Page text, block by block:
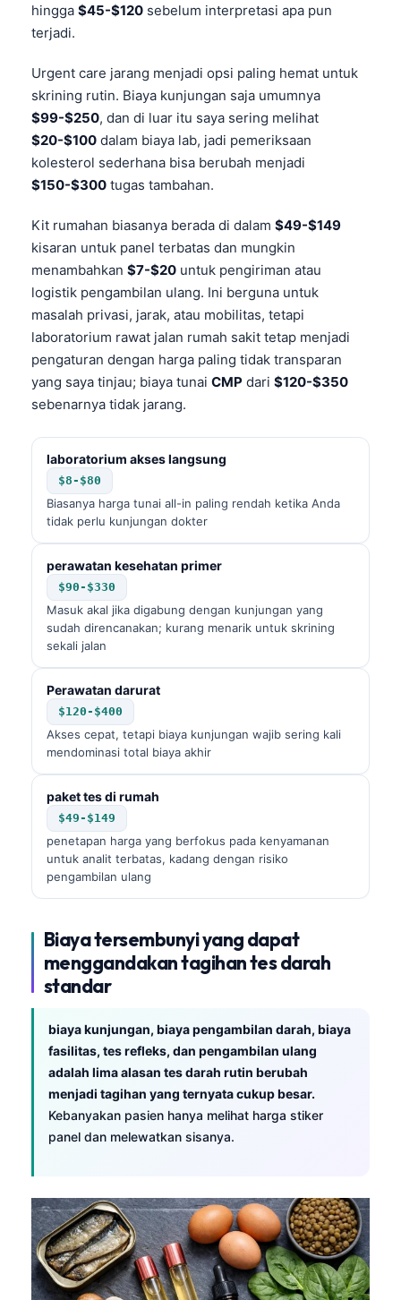
hingga $45-$120 sebelum interpretasi apa pun
terjadi.
Urgent care jarang menjadi opsi paling hemat untuk
skrining rutin. Biaya kunjungan saja umumnya
$99-$250, dan di luar itu saya sering melihat
$20-$100 dalam biaya lab, jadi pemeriksaan
kolesterol sederhana bisa berubah menjadi
$150-$300 tugas tambahan.
Kit rumahan biasanya berada di dalam $49-$149
kisaran untuk panel terbatas dan mungkin
menambahkan $7-$20 untuk pengiriman atau
logistik pengambilan ulang. Ini berguna untuk
masalah privasi, jarak, atau mobilitas, tetapi
laboratorium rawat jalan rumah sakit tetap menjadi
pengaturan dengan harga paling tidak transparan
yang saya tinjau; biaya tunai CMP dari $120-$350
sebenarnya tidak jarang.
laboratorium akses langsung
$8-$80
Biasanya harga tunai all-in paling rendah ketika Anda
tidak perlu kunjungan dokter
perawatan kesehatan primer
$90-$330
Masuk akal jika digabung dengan kunjungan yang
sudah direncanakan; kurang menarik untuk skrining
sekali jalan
Perawatan darurat
$120-$400
Akses cepat, tetapi biaya kunjungan wajib sering kali
mendominasi total biaya akhir
paket tes di rumah
$49-$149
penetapan harga yang berfokus pada kenyamanan
untuk analit terbatas, kadang dengan risiko
pengambilan ulang
Biaya tersembunyi yang dapat
menggandakan tagihan tes darah
standar
biaya kunjungan, biaya pengambilan darah, biaya
fasilitas, tes refleks, dan pengambilan ulang
adalah lima alasan tes darah rutin berubah
menjadi tagihan yang ternyata cukup besar.
Kebanyakan pasien hanya melihat harga stiker
panel dan melewatkan sisanya.